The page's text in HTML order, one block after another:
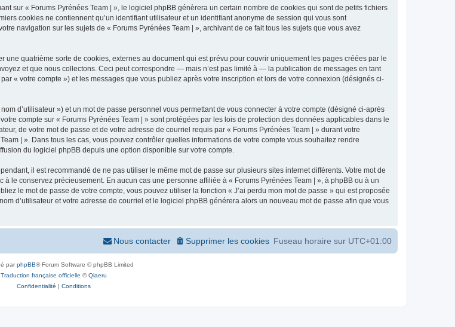
sur « Forums Pyrénées Team | », le logiciel phpBB génèrera un certain nombre de cookies qui sont de petits fichiers
cookies ne contiennent qu’un identifiant utilisateur et un identifiant anonyme de session qui vous sont
navigation sur les sujets de « Forums Pyrénées Team | », archivant de ce fait tous les sujets que vous avez
quatrième sorte de cookies, externes au document qui est prévu pour couvrir uniquement les pages créées par le
et que nous collectons. Ceci peut correspondre — mais n’est pas limité à — la publication de messages en tant
« votre compte ») et les messages que vous publiez après votre inscription et lors de votre connexion (désignés ci-
d’utilisateur ») et un mot de passe personnel vous permettant de vous connecter à votre compte (désigné ci-après
compte sur « Forums Pyrénées Team | » sont protégées par les lois de protection des données applicables dans le
de votre mot de passe et de votre adresse de courriel requis par « Forums Pyrénées Team | » durant votre
| ». Dans tous les cas, vous pouvez contrôler quelles informations de votre compte vous souhaitez rendre
du logiciel phpBB depuis une option disponible sur votre compte.
il est recommandé de ne pas utiliser le même mot de passe sur plusieurs sites internet différents. Votre mot de
le conservez précieusement. En aucun cas une personne affiliée à « Forums Pyrénées Team | », à phpBB ou à un
le mot de passe de votre compte, vous pouvez utiliser la fonction « J’ai perdu mon mot de passe » qui est proposée
d’utilisateur et votre adresse de courriel et le logiciel phpBB générera alors un nouveau mot de passe afin que vous
Fuseau horaire sur UTC+01:00
Supprimer les cookies
Nous contacter
parphpBB® Forum Software © phpBB Limited
Traduction française officielle ©Qiaeru
Confidentialité | Conditions